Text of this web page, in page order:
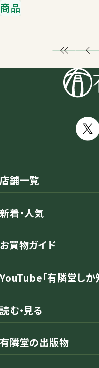
商品
店舗一覧
新着・人気
お買物ガイド
YouTube「有隣堂しか
読む・見る
有隣堂の出版物